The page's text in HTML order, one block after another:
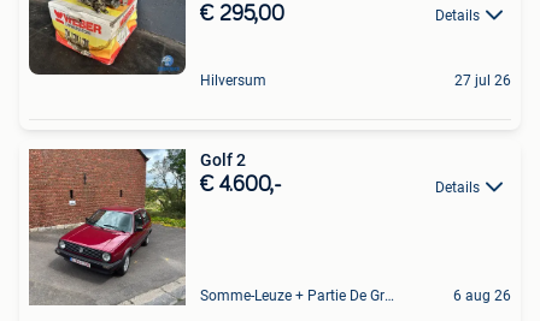
€ 295,00 Details
Hilversum 27 jul 26
Golf 2
€ 4.600,- Details
Somme-Leuze + Partie De Grandhan Et De Maffe 6 aug 26